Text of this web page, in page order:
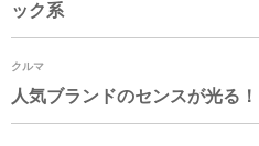
ック系
クルマ
人気ブランドのセンスが光る